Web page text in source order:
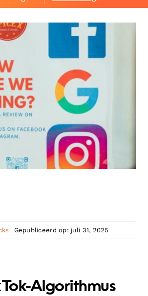
Gepubliceerd op: juli 31, 2025
Algorithmus